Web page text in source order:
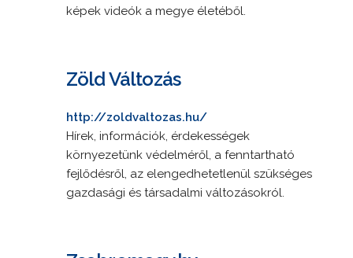
képek videók a megye életéből.
Zöld Változás
http://zoldvaltozas.hu/
Hírek, információk, érdekességek
környezetünk védelméről, a fenntartható
fejlődésről, az elengedhetetlenül szükséges
gazdasági és társadalmi változásokról.